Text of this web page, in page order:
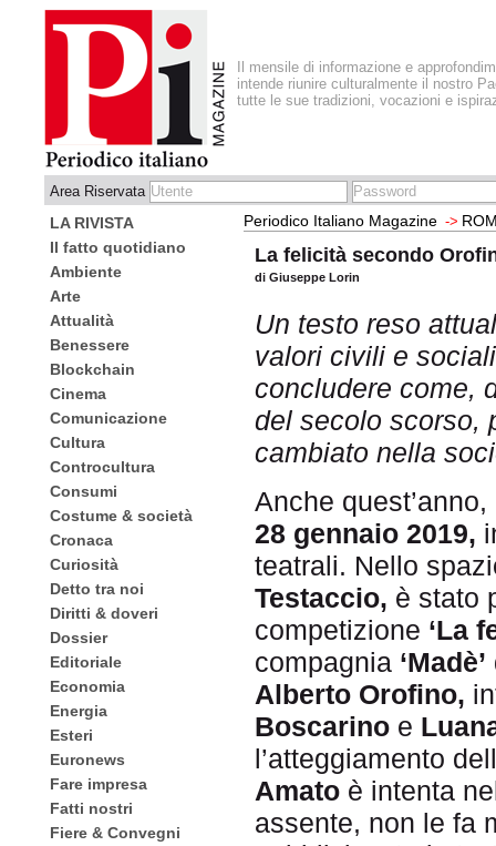
Il mensile di informazione e
intende riunire culturalmente il nostro
tutte le sue tradizioni, vocazioni e
Area Riservata
LA RIVISTA
Il fatto quotidiano
Ambiente
Arte
Attualità
Benessere
Blockchain
Cinema
Comunicazione
Cultura
Controcultura
Consumi
Costume & società
Cronaca
Curiosità
Detto tra noi
Diritti & doveri
Dossier
Editoriale
Economia
Energia
Esteri
Euronews
Fare impresa
Fatti nostri
Fiere & Convegni
Periodico Italiano Magazine ->
La felicità secondo
di Giuseppe Lorin
Un testo reso
valori civili e
concludere come,
del secolo scorso,
cambiato nella
Anche
28 gennaio 2019,
teatrali. Nello
Testaccio, è stato
competizione ‘La
compagnia ‘Madè’
Alberto Orofino,
Boscarino e
l’atteggiamento
Amato è intenta
assente, non le fa